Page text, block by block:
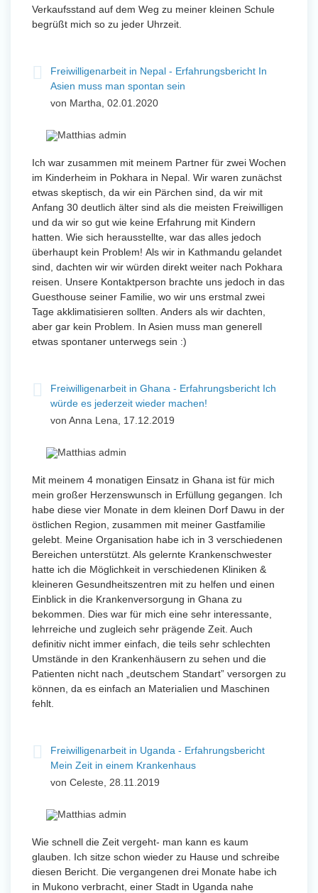
Verkaufsstand auf dem Weg zu meiner kleinen Schule
begrüßt mich so zu jeder Uhrzeit.
Freiwilligenarbeit in Nepal - Erfahrungsbericht In
Asien muss man spontan sein
von Martha, 02.01.2020
Ich war zusammen mit meinem Partner für zwei Wochen
im Kinderheim in Pokhara in Nepal. Wir waren zunächst
etwas skeptisch, da wir ein Pärchen sind, da wir mit
Anfang 30 deutlich älter sind als die meisten Freiwilligen
und da wir so gut wie keine Erfahrung mit Kindern
hatten. Wie sich herausstellte, war das alles jedoch
überhaupt kein Problem! Als wir in Kathmandu gelandet
sind, dachten wir wir würden direkt weiter nach Pokhara
reisen. Unsere Kontaktperson brachte uns jedoch in das
Guesthouse seiner Familie, wo wir uns erstmal zwei
Tage akklimatisieren sollten. Anders als wir dachten,
aber gar kein Problem. In Asien muss man generell
etwas spontaner unterwegs sein :)
Freiwilligenarbeit in Ghana - Erfahrungsbericht Ich
würde es jederzeit wieder machen!
von Anna Lena, 17.12.2019
Mit meinem 4 monatigen Einsatz in Ghana ist für mich
mein großer Herzenswunsch in Erfüllung gegangen. Ich
habe diese vier Monate in dem kleinen Dorf Dawu in der
östlichen Region, zusammen mit meiner Gastfamilie
gelebt. Meine Organisation habe ich in 3 verschiedenen
Bereichen unterstützt. Als gelernte Krankenschwester
hatte ich die Möglichkeit in verschiedenen Kliniken &
kleineren Gesundheitszentren mit zu helfen und einen
Einblick in die Krankenversorgung in Ghana zu
bekommen. Dies war für mich eine sehr interessante,
lehrreiche und zugleich sehr prägende Zeit. Auch
definitiv nicht immer einfach, die teils sehr schlechten
Umstände in den Krankenhäusern zu sehen und die
Patienten nicht nach „deutschem Standart” versorgen zu
können, da es einfach an Materialien und Maschinen
fehlt.
Freiwilligenarbeit in Uganda - Erfahrungsbericht
Mein Zeit in einem Krankenhaus
von Celeste, 28.11.2019
Wie schnell die Zeit vergeht- man kann es kaum
glauben. Ich sitze schon wieder zu Hause und schreibe
diesen Bericht. Die vergangenen drei Monate habe ich
in Mukono verbracht, einer Stadt in Uganda nahe